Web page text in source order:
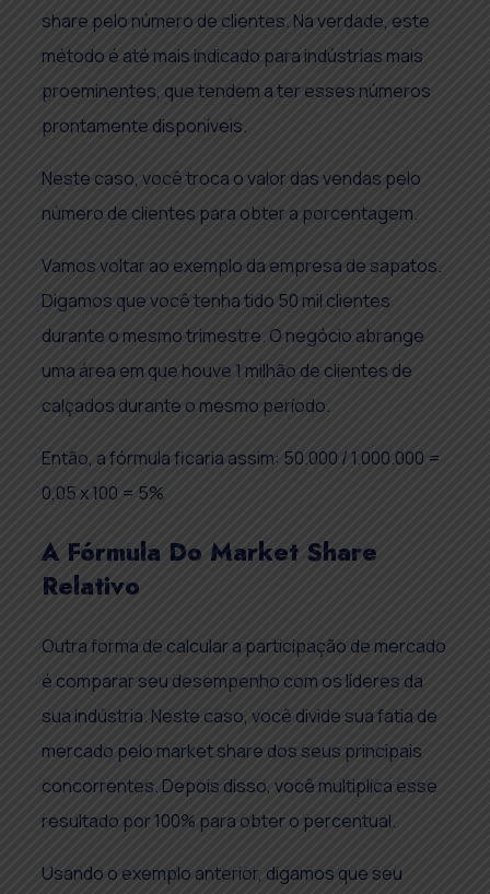
share pelo número de clientes. Na verdade, este
método é até mais indicado para indústrias mais
proeminentes, que tendem a ter esses números
prontamente disponíveis.
Neste caso, você troca o valor das vendas pelo
número de clientes para obter a porcentagem.
Vamos voltar ao exemplo da empresa de sapatos.
Digamos que você tenha tido 50 mil clientes
durante o mesmo trimestre. O negócio abrange
uma área em que houve 1 milhão de clientes de
calçados durante o mesmo período.
Então, a fórmula ficaria assim: 50.000 / 1.000.000 =
0,05 x 100 = 5%
A Fórmula Do Market Share
Relativo
Outra forma de calcular a participação de mercado
é comparar seu desempenho com os líderes da
sua indústria. Neste caso, você divide sua fatia de
mercado pelo market share dos seus principais
concorrentes. Depois disso, você multiplica esse
resultado por 100% para obter o percentual.
Usando o exemplo anterior, digamos que seu